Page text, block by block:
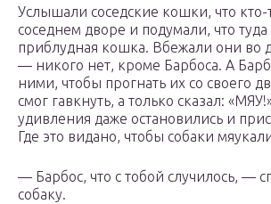
Услышали соседские кошки, что кто-
соседнем дворе и подумали, что
приблудная кошка. Вбежали они во
— никого нет, кроме Барбоса. А
ними, чтобы прогнать их со своего
смог гавкнуть, а только сказал:
удивления даже остановились и
Где это видано, чтобы собаки
— Барбос, что с тобой случилось, —
собаку.